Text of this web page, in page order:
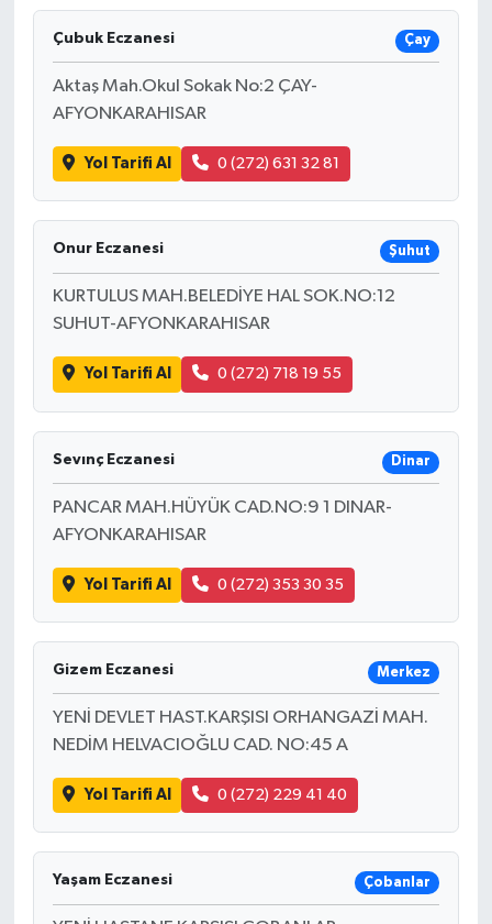
Çubuk Eczanesi Çay
Aktaş Mah.Okul Sokak No:2 ÇAY-
AFYONKARAHISAR
Yol Tarifi Al 0 (272) 631 32 81
Onur Eczanesi Şuhut
KURTULUS MAH.BELEDİYE HAL SOK.NO:12
SUHUT-AFYONKARAHISAR
Yol Tarifi Al 0 (272) 718 19 55
Sevınç Eczanesi Dinar
PANCAR MAH.HÜYÜK CAD.NO:9 1 DINAR-
AFYONKARAHISAR
Yol Tarifi Al 0 (272) 353 30 35
Gizem Eczanesi Merkez
YENİ DEVLET HAST.KARŞISI ORHANGAZİ MAH.
NEDİM HELVACIOĞLU CAD. NO:45 A
Yol Tarifi Al 0 (272) 229 41 40
Yaşam Eczanesi Çobanlar